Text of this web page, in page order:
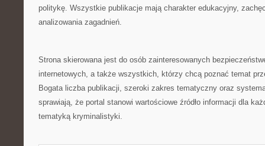
politykę. Wszystkie publikacje mają charakter edukacyjny,
analizowania zagadnień.
Strona skierowana jest do osób zainteresowanych
internetowych, a także wszystkich, którzy chcą poznać temat
Bogata liczba publikacji, szeroki zakres tematyczny oraz
sprawiają, że portal stanowi wartościowe źródło informacji dla
tematyką kryminalistyki.